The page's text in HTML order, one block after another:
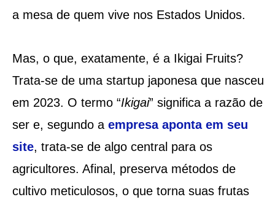
a mesa de quem vive nos Estados Unidos.
Mas, o que, exatamente, é a Ikigai Fruits?
Trata-se de uma startup japonesa que nasceu
em 2023. O termo “Ikigai” significa a razão de
ser e, segundo aempresa aponta em seu
site, trata-se de algo central para os
agricultores. Afinal, preserva métodos de
cultivo meticulosos, o que torna suas frutas